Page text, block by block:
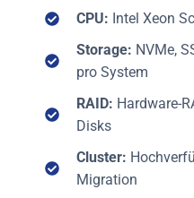
CPU: Intel Xeon
Storage: NVMe,
pro System
RAID: Hardware-
Disks
Cluster:
Migration